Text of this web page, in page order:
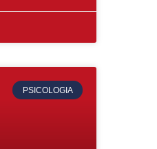
PSICOLOGIA